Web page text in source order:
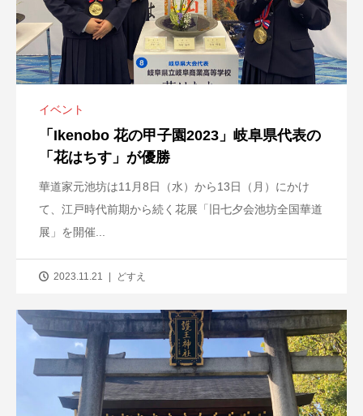
イベント
「Ikenobo 花の甲子園2023」岐阜県代表の
「花はちす」が優勝
華道家元池坊は11月8日（水）から13日（月）にかけ
て、江戸時代前期から続く花展「旧七夕会池坊全国華道
展」を開催...
2023.11.21 どすえ